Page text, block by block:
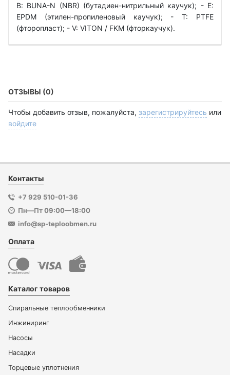
B: BUNA-N (NBR) (бутадиен-нитрильный каучук); - E:
EPDM (этилен-пропиленовый каучук); - T: PTFE
(фторопласт); - V: VITON / FKM (фторкаучук).
ОТЗЫВЫ (0)
Чтобы добавить отзыв, пожалуйста, зарегистрируйтесь или
войдите
Контакты
+7 929 510-01-36
Пн—Пт 09:00—18:00
info@sp-teploobmen.ru
Оплата
Каталог товаров
Спиральные теплообменники
Инжиниринг
Насосы
Насадки
Торцевые уплотнения